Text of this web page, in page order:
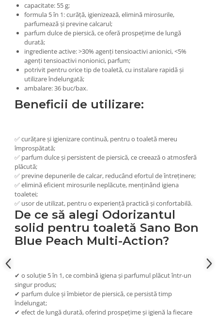
capacitate: 55 g;
formula 5 în 1:curăță, igienizează, elimină mirosurile,
parfumează și previne calcarul;
parfum dulce de piersică, ce oferă prospețime de lungă
durată;
ingrediente active:>30% agenți tensioactivi anionici, <5%
agenți tensioactivi nonionici, parfum;
potrivit pentru orice tip de toaletă, cu instalare rapidă și
utilizare îndelungată;
ambalare: 36 buc/bax.
Beneficii de utilizare:
✅curățare și igienizare continuă, pentru o toaletă mereu
împrospătată;
✅ parfum dulce și persistent de piersică, ce creează o atmosferă
plăcută;
✅ previne depunerile de calcar, reducând efortul de întreținere;
✅elimină eficient mirosurile neplăcute, menținând igiena
toaletei;
✅ usor de utilizat, pentru o experiență practică și confortabilă.
De ce să alegi Odorizantul
solid pentru toaletă Sano Bon
Blue Peach Multi-Action?
✔ o soluție 5 în 1, ce combină igiena și parfumul plăcut într-un
singur produs;
✔ parfum dulce și îmbietor de piersică, ce persistă timp
îndelungat;
✔ efect de lungă durată, oferind prospețime și igienă la fiecare